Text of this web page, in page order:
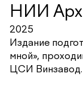
НИИ
2025
Издание
мной»,
ЦСИ Винзавод.